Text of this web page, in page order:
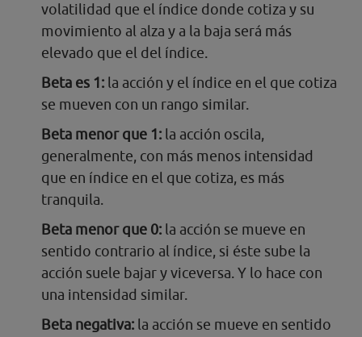
volatilidad que el índice donde cotiza y su
movimiento al alza y a la baja será más
elevado que el del índice.
Beta es 1: la acción y el índice en el que cotiza
se mueven con un rango similar.
Beta menor que 1: la acción oscila,
generalmente, con más menos intensidad
que en índice en el que cotiza, es más
tranquila.
Beta menor que 0: la acción se mueve en
sentido contrario al índice, si éste sube la
acción suele bajar y viceversa. Y lo hace con
una intensidad similar.
Beta negativa: la acción se mueve en sentido